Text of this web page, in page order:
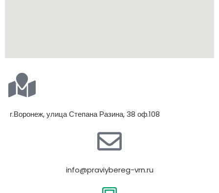
г.Воронеж, улица Степана Разина, 38 оф.108
info@praviybereg-vrn.ru